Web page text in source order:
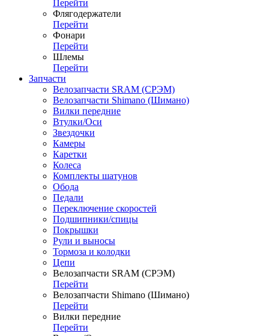
Перейти
Флягодержатели
Перейти
Фонари
Перейти
Шлемы
Перейти
Запчасти
Велозапчасти SRAM (СРЭМ)
Велозапчасти Shimano (Шимано)
Вилки передние
Втулки/Оси
Звездочки
Камеры
Каретки
Колеса
Комплекты шатунов
Обода
Педали
Переключение скоростей
Подшипники/спицы
Покрышки
Рули и выносы
Тормоза и колодки
Цепи
Велозапчасти SRAM (СРЭМ)
Перейти
Велозапчасти Shimano (Шимано)
Перейти
Вилки передние
Перейти